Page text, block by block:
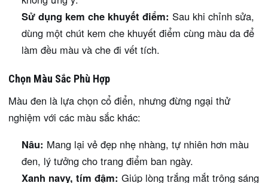
Sử dụng kem che khuyết điểm: Sau khi chỉnh sửa,
dùng một chút kem che khuyết điểm cùng màu da để
làm đều màu và che đi vết tích.
Chọn Màu Sắc Phù Hợp
Màu đen là lựa chọn cổ điển, nhưng đừng ngại thử
nghiệm với các màu sắc khác:
Nâu: Mang lại vẻ đẹp nhẹ nhàng, tự nhiên hơn màu
đen, lý tưởng cho trang điểm ban ngày.
Xanh navy, tím đậm: Giúp lòng trắng mắt trông sáng